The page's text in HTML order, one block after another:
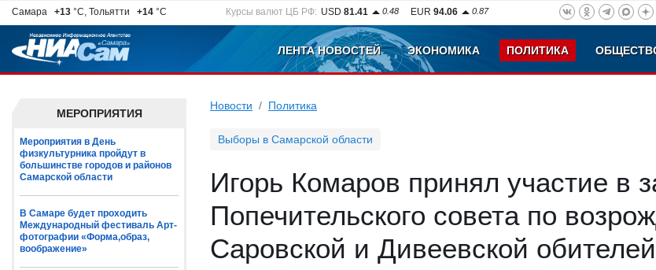
Самара +13 °C, Тольятти +14 °C Курсы валют ЦБ РФ: USD 81.41 0.48 EUR 94.06 0.87
ЛЕНТА НОВОСТЕЙ ЭКОНОМИКА ПОЛИТИКА
МЕРОПРИЯТИЯ
Мероприятия в День
физкультурника пройдут в
большинстве городов и районов
Самарской области
В Самаре будет проходить
Международный фестиваль Арт-
фотографии «Форма,образ,
воображение»
Новости Политика
Выборы в Самарской области
Игорь Комаров принял участие в
Попечительского совета по
Саровской и Дивеевской обителей